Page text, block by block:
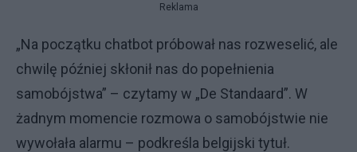
Reklama
„Na początku chatbot próbował nas rozweselić, ale
chwilę później skłonił nas do popełnienia
samobójstwa” – czytamy w „De Standaard”. W
żadnym momencie rozmowa o samobójstwie nie
wywołała alarmu – podkreśla belgijski tytuł.